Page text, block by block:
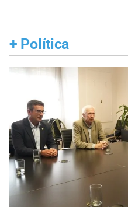
+ Política